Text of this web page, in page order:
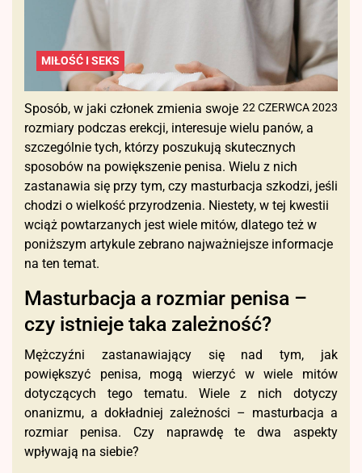
MIŁOŚĆ I SEKS
22 CZERWCA 2023
Sposób, w jaki członek zmienia swoje
rozmiary podczas erekcji, interesuje wielu panów, a
szczególnie tych, którzy poszukują skutecznych
sposobów na powiększenie penisa. Wielu z nich
zastanawia się przy tym, czy masturbacja szkodzi, jeśli
chodzi o wielkość przyrodzenia. Niestety, w tej kwestii
wciąż powtarzanych jest wiele mitów, dlatego też w
poniższym artykule zebrano najważniejsze informacje
na ten temat.
Masturbacja a rozmiar penisa –
czy istnieje taka zależność?
Mężczyźni zastanawiający się nad tym, jak
powiększyć penisa, mogą wierzyć w wiele mitów
dotyczących tego tematu. Wiele z nich dotyczy
onanizmu, a dokładniej zależności – masturbacja a
rozmiar penisa. Czy naprawdę te dwa aspekty
wpływają na siebie?